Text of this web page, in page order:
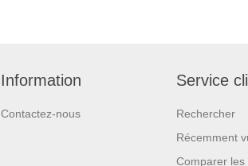
Information
Contactez-nous
Service
Rechercher
Récemment
Comparer les